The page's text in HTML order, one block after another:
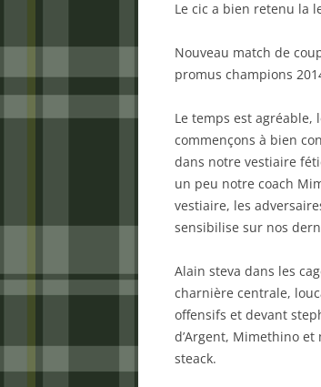
Le cic a bien retenu la
Nouveau match de
promus champions
Le temps est
commençons à bien
dans notre vestiaire
un peu notre coach
vestiaire, les
sensibilise sur nos
Alain steva dans les
charnière centrale,
offensifs et devant
d’Argent, Mimethino
steack.